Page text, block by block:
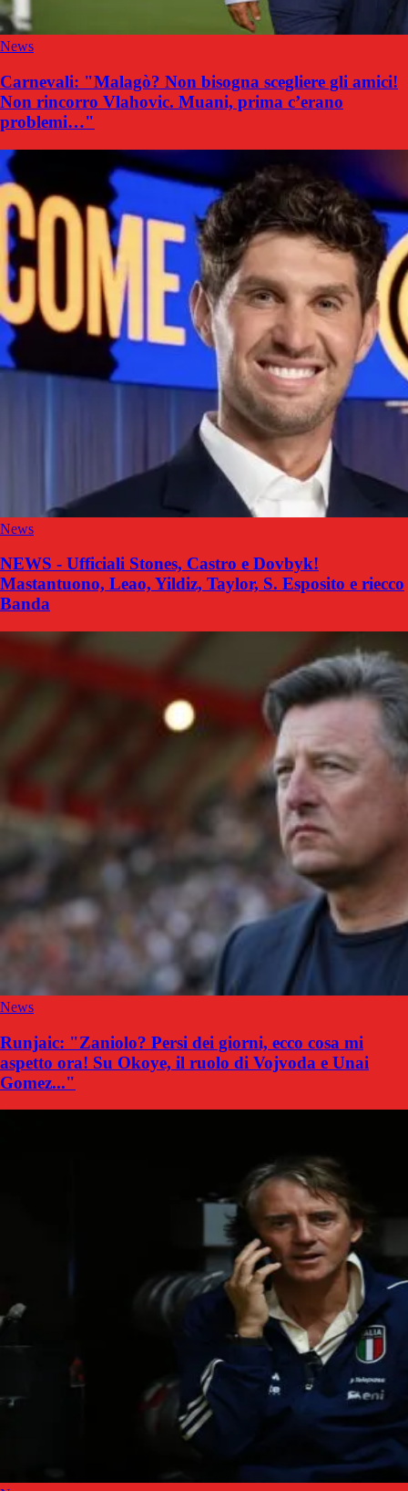
News
Carnevali: "Malagò? Non bisogna scegliere gli amici!
Non rincorro Vlahovic. Muani, prima c’erano
problemi…"
News
NEWS - Ufficiali Stones, Castro e Dovbyk!
Mastantuono, Leao, Yildiz, Taylor, S. Esposito e riecco
Banda
News
Runjaic: "Zaniolo? Persi dei giorni, ecco cosa mi
aspetto ora! Su Okoye, il ruolo di Vojvoda e Unai
Gomez..."